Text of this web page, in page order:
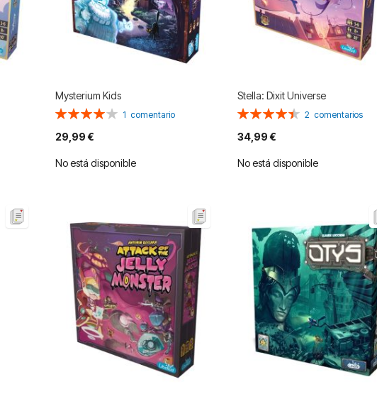
Mysterium Kids
Valoración:
1 comentario
29,99 €
No está disponible
Stella: Dixit Universe
Valoración:
2 comentarios
34,99 €
No está disponible